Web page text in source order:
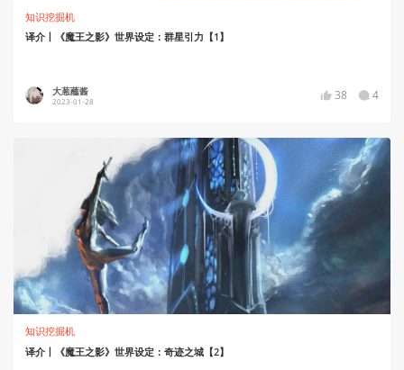
知识挖掘机
译介丨《魔王之影》世界设定：群星引力【1】
大葱蘸酱
2023-01-28 38 4
知识挖掘机
译介丨《魔王之影》世界设定：奇迹之城【2】